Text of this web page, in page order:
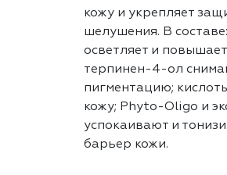
кожу и укрепляет
шелушения. В
осветляет и
терпинен-4-ол
пигментацию;
кожу; Phyto-Oligo и
успокаивают и
барьер кожи.